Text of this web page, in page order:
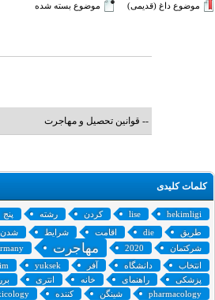
موضوع داغ (قدیمی)
موضوع بسته شده
کلمات کلیدی
hekimligi
lise کردن رشته پنج
طریق die اقامت شرایط شدن
شرکتمان
2020 مهاجرت
انتخاب
دانشگاه آفر yuksek
پزشکی
راهنمای خانه انتری
pharmacology
شینگن کننده